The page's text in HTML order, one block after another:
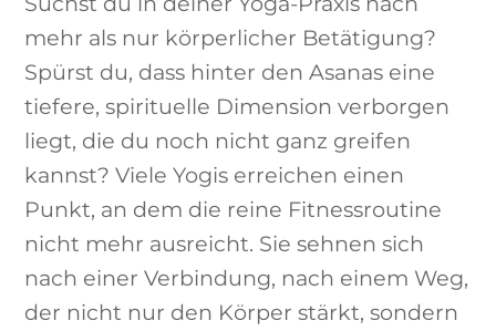
mehr als nur körperlicher Betätigung?
Spürst du, dass hinter den Asanas eine
tiefere, spirituelle Dimension verborgen
liegt, die du noch nicht ganz greifen
kannst? Viele Yogis erreichen einen
Punkt, an dem die reine Fitnessroutine
nicht mehr ausreicht. Sie sehnen sich
nach einer Verbindung, nach einem Weg,
der nicht nur den Körper stärkt, sondern